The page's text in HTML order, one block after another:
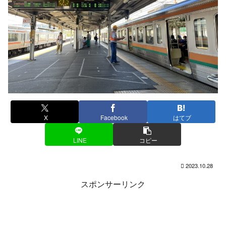
X Facebook はてブ
LINE コピー
2023.10.28
スポンサーリンク